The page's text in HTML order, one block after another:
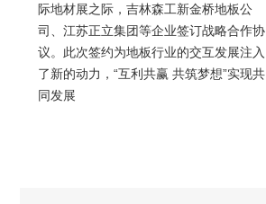
际地材展之际，吉林森工新金桥地板公
司、江苏正立集团等企业签订战略合作协
议。此次签约为地板行业的交互发展注入
了新的动力，“互利共赢 共筑梦想”实现共
同发展